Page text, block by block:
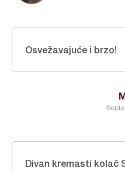
Osvežavajuće i brzo!
Divan kremasti kolač